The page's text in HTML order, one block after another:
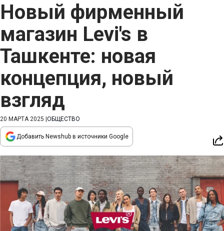
Новый фирменный
магазин Levi's в
Ташкенте: новая
концепция, новый
взгляд
20 МАРТА 2025 ОБЩЕСТВО
Добавить Newshub в источники Google